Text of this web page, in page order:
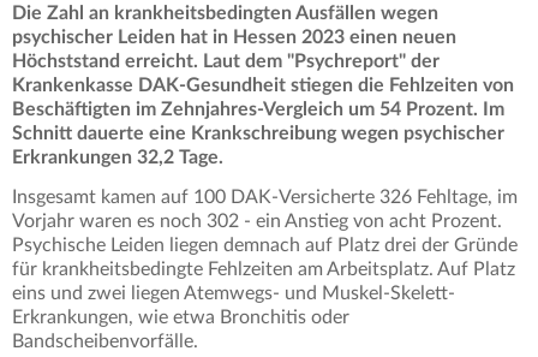
Die Zahl an krankheitsbedingten Ausfällen wegen
psychischer Leiden hat in Hessen 2023 einen neuen
Höchststand erreicht. Laut dem "Psychreport" der
Krankenkasse DAK-Gesundheit stiegen die Fehlzeiten von
Beschäftigten im Zehnjahres-Vergleich um 54 Prozent. Im
Schnitt dauerte eine Krankschreibung wegen psychischer
Erkrankungen 32,2 Tage.
Insgesamt kamen auf 100 DAK-Versicherte 326 Fehltage, im
Vorjahr waren es noch 302 - ein Anstieg von acht Prozent.
Psychische Leiden liegen demnach auf Platz drei der Gründe
für krankheitsbedingte Fehlzeiten am Arbeitsplatz. Auf Platz
eins und zwei liegen Atemwegs- und Muskel-Skelett-
Erkrankungen, wie etwa Bronchitis oder
Bandscheibenvorfälle.